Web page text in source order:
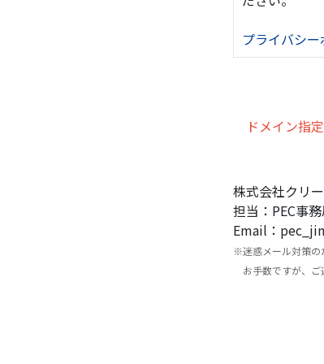
プライバシー
ドメイン指
株式会社クリ
担当：PEC事
Email：
※迷惑メール対策の
お手数ですが、ご